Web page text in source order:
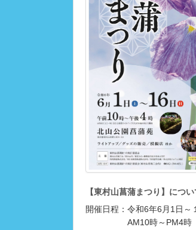
【東村山菖蒲まつり】につい
開催日程：令和6年6月1日～
AM10時～PM4時